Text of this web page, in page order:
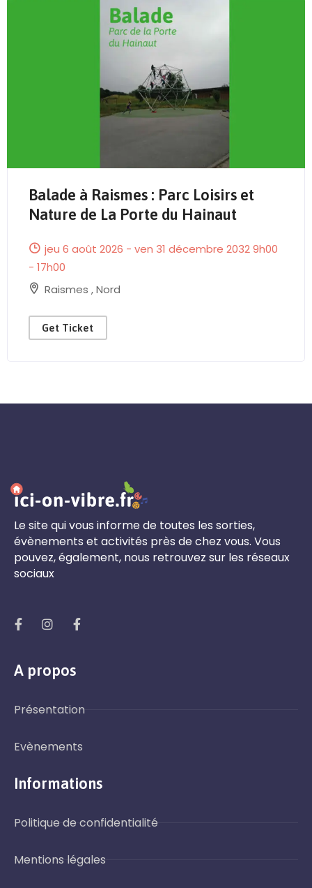
Send Mail
Balade à Raismes : Parc Loisirs et
Nature de La Porte du Hainaut
jeu 6 août 2026 - ven 31 décembre 2032 9h00
- 17h00
Raismes ,Nord
Get Ticket
Le site qui vous informe de toutes les sorties,
évènements et activités près de chez vous. Vous
pouvez, également, nous retrouvez sur les réseaux
sociaux
A propos
Présentation
Evènements
Informations
Politique de confidentialité
Mentions légales